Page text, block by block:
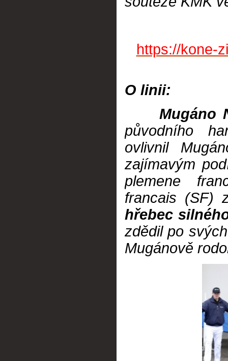
https://kone-
O linii:
Mugáno
původního
ovlivnil
zajímavým
plemene
francais (SF)
hřebec
zdědil po
Mugánově